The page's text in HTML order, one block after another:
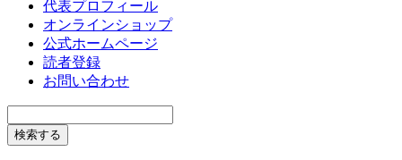
代表プロフィール
オンラインショップ
公式ホームページ
読者登録
お問い合わせ